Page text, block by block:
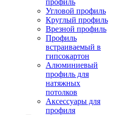
профиль
Угловой профиль
Круглый профиль
Врезной профиль
Профиль
встраиваемый в
гипсокартон
Алюминиевый
профиль для
натяжных
потолков
Аксессуары для
профиля